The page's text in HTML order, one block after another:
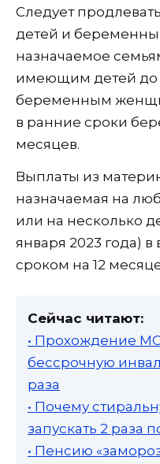
Следует
детей и
назначаемое
имеющим детей до
беременным
в ранние сроки
месяцев.
Выплаты из
назначаемая на
или на несколько
января 2023 года) в
сроком на 12
Сейчас читают:
• Прохождение
бессрочную
раза
• Почему
запускать 2 раза
• Пенсию